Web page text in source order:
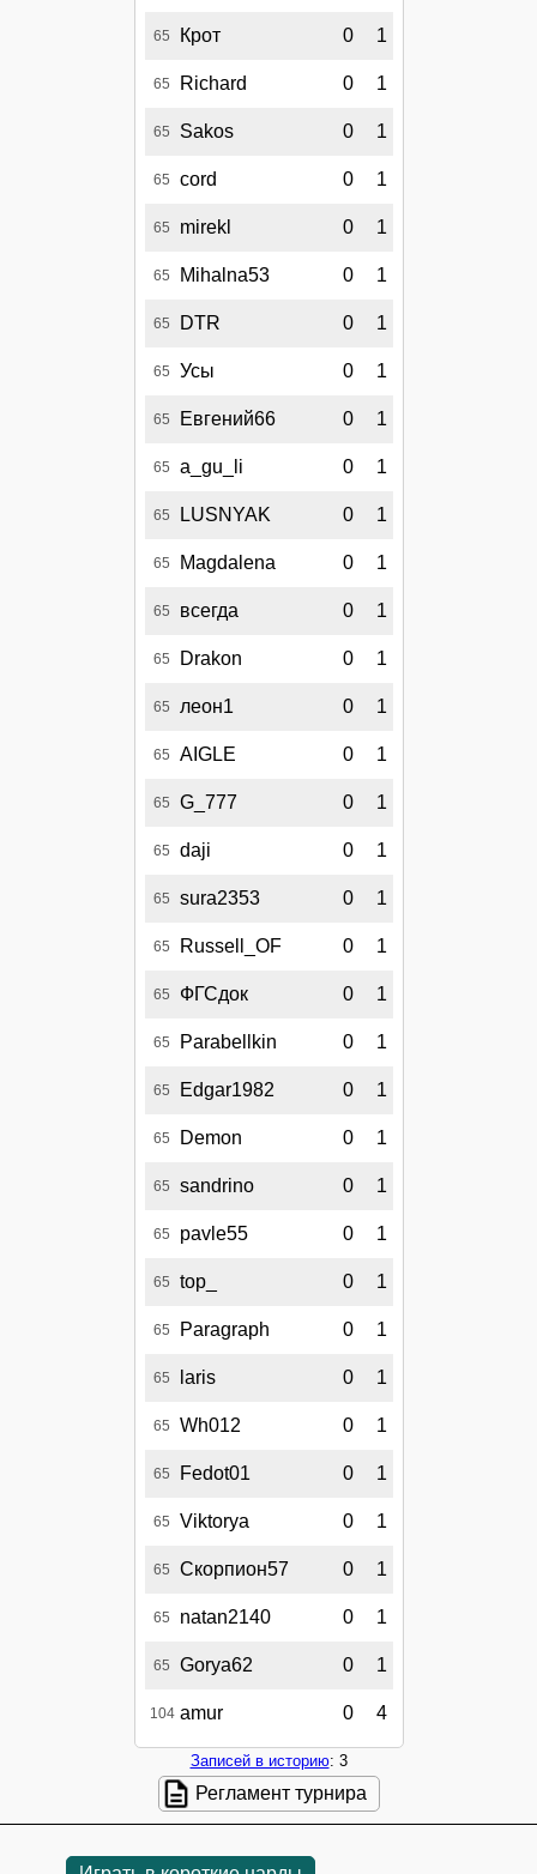
65 Крот 0 1
65 Richard 0 1
65 Sakos 0 1
65 cord 0 1
65 mirekl 0 1
65 Mihalna53 0 1
65 DTR 0 1
65 Усы 0 1
65 Евгений66 0 1
65 a_gu_li 0 1
65 LUSNYAK 0 1
65 Magdalena 0 1
65 всегда 0 1
65 Drakon 0 1
65 леон1 0 1
65 AIGLE 0 1
65 G_777 0 1
65 daji 0 1
65 sura2353 0 1
65 Russell_OF 0 1
65 ФГСдок 0 1
65 Parabellkin 0 1
65 Edgar1982 0 1
65 Demon 0 1
65 sandrino 0 1
65 pavle55 0 1
65 top_ 0 1
65 Paragraph 0 1
65 laris 0 1
65 Wh012 0 1
65 Fedot01 0 1
65 Viktorya 0 1
65 Скорпион57 0 1
65 natan2140 0 1
65 Gorya62 0 1
104 amur 0 4
Записей в историю: 3
Регламент турнира